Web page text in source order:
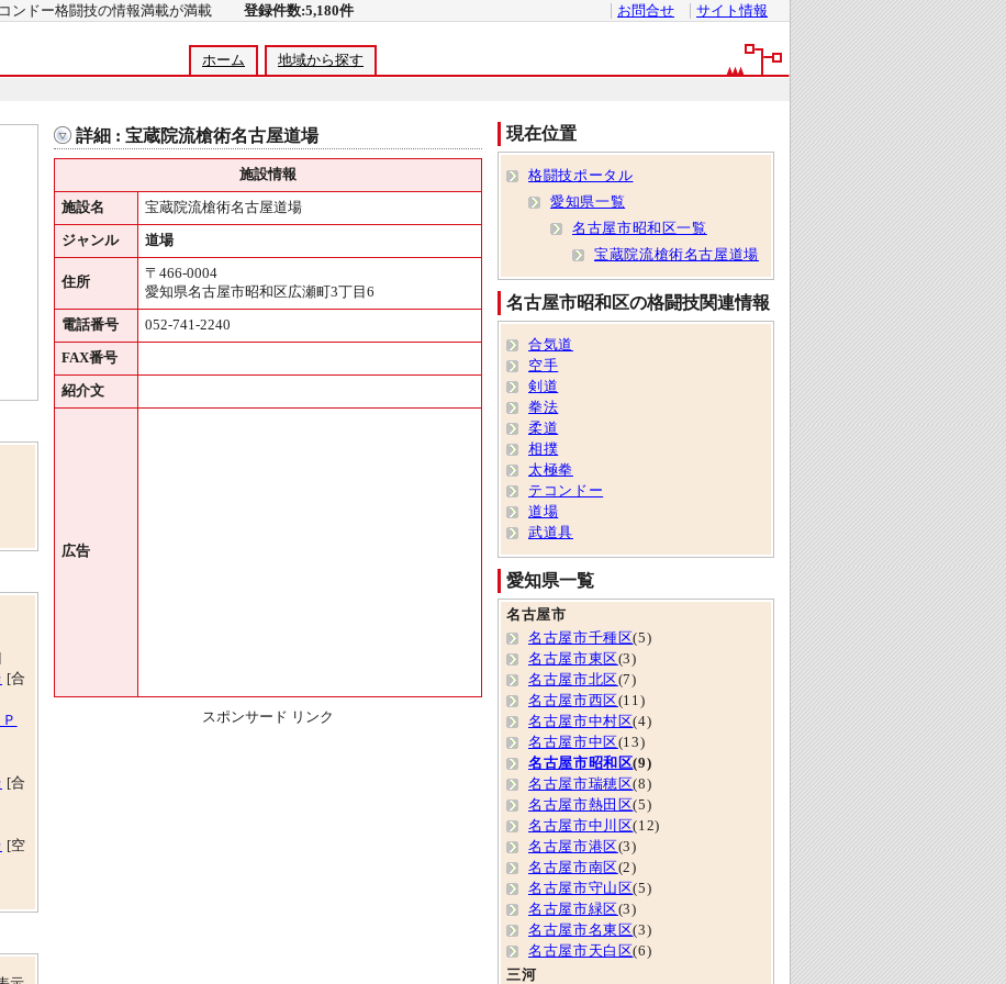
コンドー格闘技の情報満載が満載 登録件数:5,180件 お問合せ サイト情報
ホーム 地域から探す
詳細 : 宝蔵院流槍術名古屋道場
施設情報
施設名 宝蔵院流槍術名古屋道場
ジャンル 道場
住所
〒466-0004
愛知県名古屋市昭和区広瀬町3丁目6
電話番号 052-741-2240
FAX番号
紹介文
広告
スポンサード リンク
[合
[合
[空
現在位置
格闘技ポータル
愛知県一覧
名古屋市昭和区一覧
宝蔵院流槍術名古屋道場
名古屋市昭和区の格闘技関連情報
合気道
空手
剣道
拳法
柔道
相撲
太極拳
テコンドー
道場
武道具
愛知県一覧
名古屋市
名古屋市千種区(5)
名古屋市東区 (3)
名古屋市北区 (7)
名古屋市西区 (11)
名古屋市中村区(4)
名古屋市中区 (13)
名古屋市昭和区(9)
名古屋市瑞穂区(8)
名古屋市熱田区(5)
名古屋市中川区(12)
名古屋市港区 (3)
名古屋市南区 (2)
名古屋市守山区(5)
名古屋市緑区 (3)
名古屋市名東区(3)
名古屋市天白区(6)
三河